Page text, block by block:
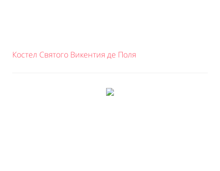
Костел Святого Викентия де Поля